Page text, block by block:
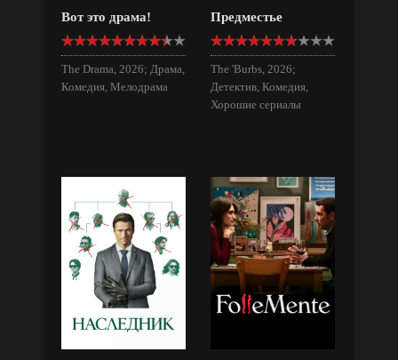
Вот это драма!
The Drama, 2026; Драма,
Комедия, Мелодрама
Предместье
The 'Burbs, 2026;
Детектив, Комедия,
Хорошие сериалы